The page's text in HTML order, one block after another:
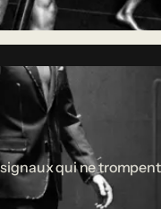
qui ne